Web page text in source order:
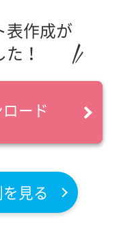
表作成が
！
ード
見る